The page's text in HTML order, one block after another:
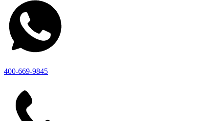
400-669-9845